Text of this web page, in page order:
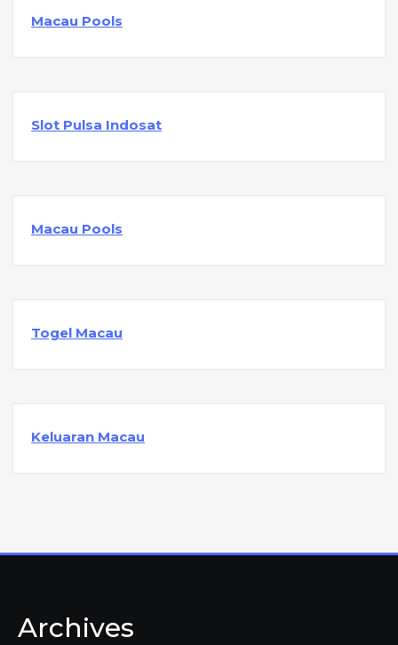
Macau Pools
Slot Pulsa Indosat
Macau Pools
Togel Macau
Keluaran Macau
Archives